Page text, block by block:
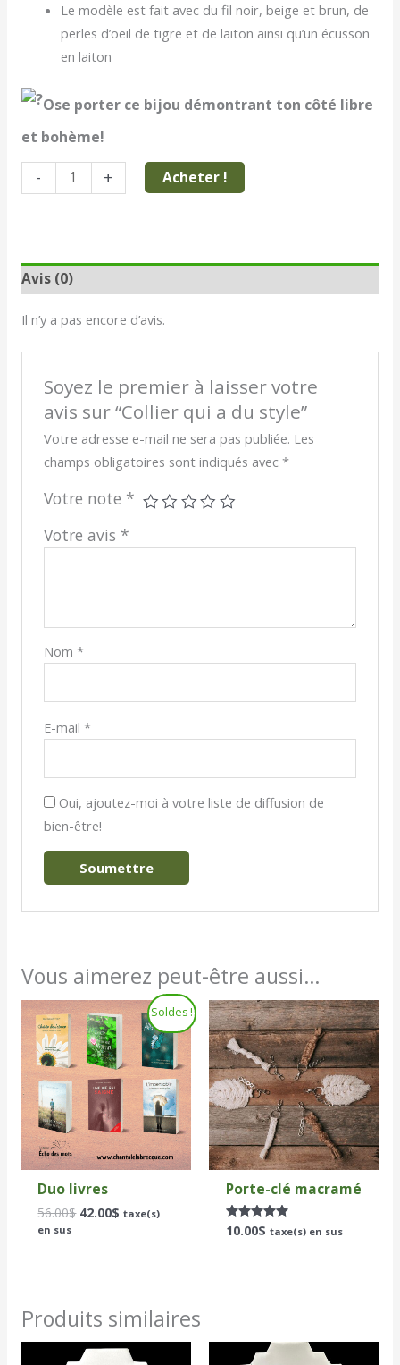
Le modèle est fait avec du fil noir, beige et brun, de
perles d’oeil de tigre et de laiton ainsi qu’un écusson
en laiton
Ose porter ce bijou démontrant ton côté libre
et bohème!
- + Acheter !
Avis (0)
Il n’y a pas encore d’avis.
Soyez le premier à laisser votre
avis sur “Collier qui a du style”
Votre adresse e-mail ne sera pas publiée. Les
champs obligatoires sont indiqués avec*
Votre note *
Votre avis *
Nom*
E-mail*
Oui, ajoutez-moi à votre liste de diffusion de
bien-être!
Vous aimerez peut-être aussi…
Soldes !
Duo livres
56.00$
Le
prix
initial
était :
56.00$.
42.00$
Le
prix
actuel
est :
42.00$.
taxe(s)
en sus
Porte-clé macramé
Note
10.00$ taxe(s) en sus
Produits similaires